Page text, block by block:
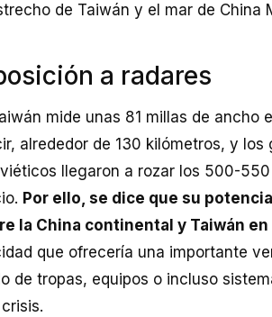
de Taiwán y el mar de China
a radares
mide unas 81 millas de ancho
alrededor de 130 kilómetros, y los
llegaron a rozar los 500-
Por ello, se dice que su
la China continental y Taiwán
que ofrecería una importante
de tropas, equipos o incluso